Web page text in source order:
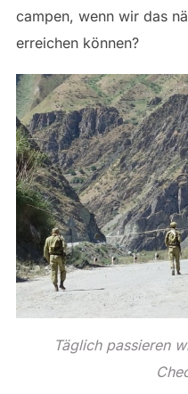
campen, wenn wir das
erreichen können?
Täglich passieren